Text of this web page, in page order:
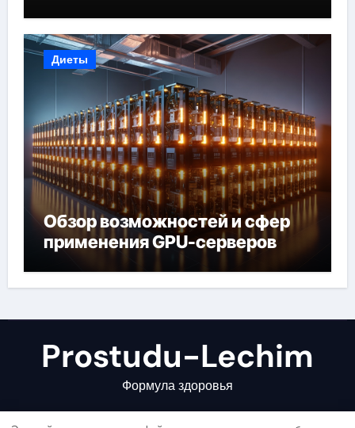
Диеты
Обзор возможностей и сфер
применения GPU-серверов
Prostudu-Lechim
Формула здоровья